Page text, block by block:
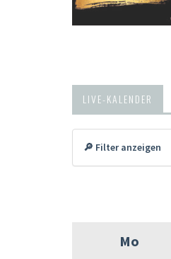
LIVE-KALENDER
🔎 Filter anzeigen
Mo